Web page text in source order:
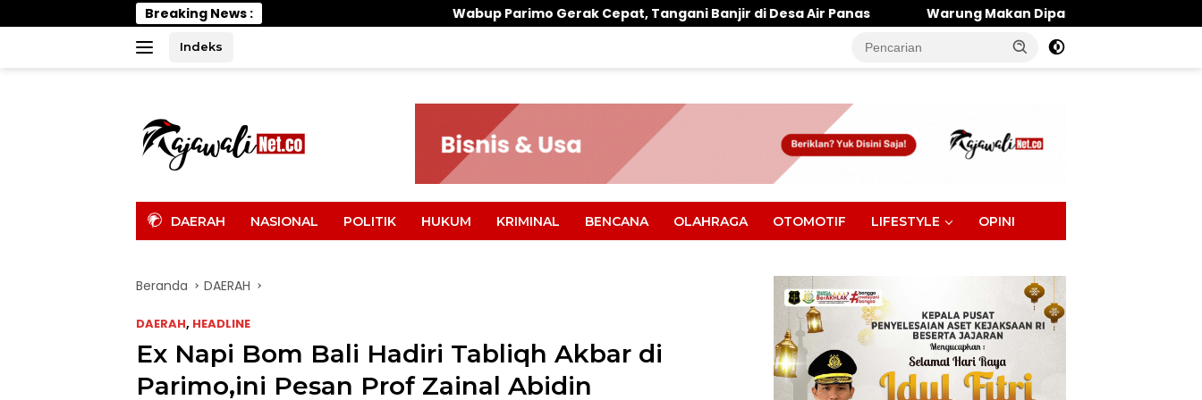
ke
Breaking News : Wabup Parimo Gerak Cepat, Tangani Banjir di Desa Air Panas Warung Makan Dipantai Khatulistiwa Hangus Terbakar,
Indeks
DAERAH NASIONAL POLITIK HUKUM KRIMINAL BENCANA OLAHRAGA OTOMOTIF LIFESTYLE OPINI
Beranda DAERAH
DAERAH, HEADLINE
Ex Napi Bom Bali Hadiri Tabliqh Akbar di
Parimo,ini Pesan Prof Zainal Abidin